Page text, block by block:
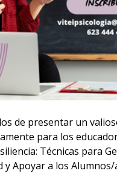
de presentar un
para los
Técnicas para
y Apoyar a los Alumnos/